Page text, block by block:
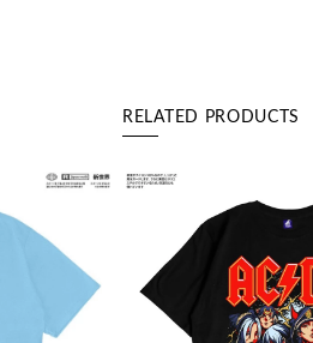
RELATED PRODUCTS